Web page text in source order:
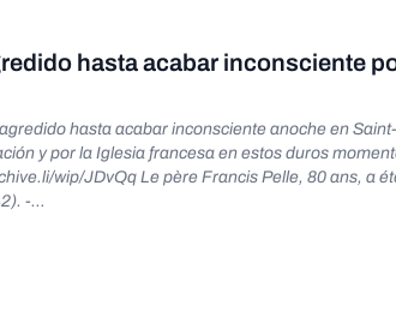
hasta acabar inconsciente
hasta acabar inconsciente anoche en
y por la Iglesia francesa en estos duros
Pelle, 80 ans, a été
-
The 80 year old priest was one
CatholicArena/status/